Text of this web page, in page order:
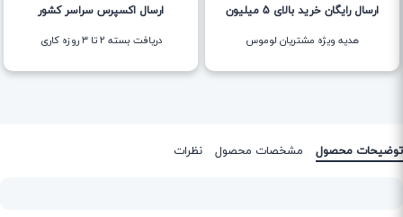
ارسال رایگان خرید بالای 5 میلیون
هدیه ویژه مشتریان لوموس
ارسال اکسپرس سراسر کشور
دریافت بسته ۲ تا ۳ روزه کاری
توضیحات محصول مشخصات محصول نظرات